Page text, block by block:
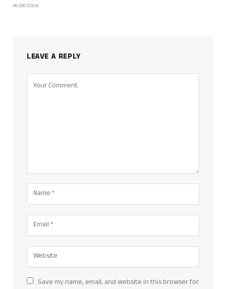
08/08/2026
LEAVE A REPLY
Save my name, email, and website in this browser for